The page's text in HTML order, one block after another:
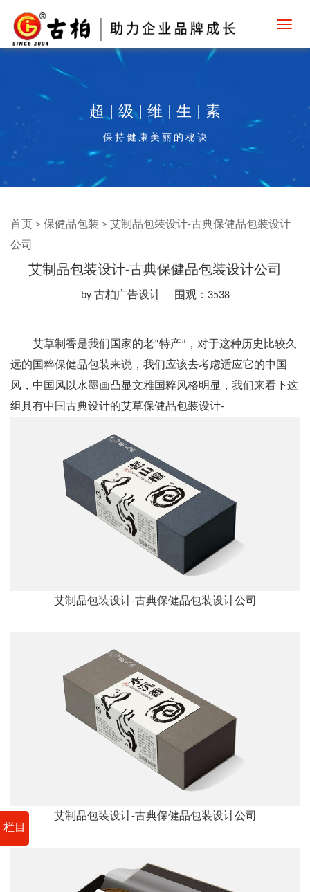
超 | 级 | 维 | 生 | 素
保 持 健 康 美 丽 的 秘 诀
栏目
首页 > 保健品包装 > 艾制品包装设计-古典保健品包装设计
公司
艾制品包装设计-古典保健品包装设计公司
by 古柏广告设计 围观：3538
艾草制香是我们国家的老“特产”，对于这种历史比较久
远的国粹保健品包装来说，我们应该去考虑适应它的中国
风，中国风以水墨画凸显文雅国粹风格明显，我们来看下这
组具有中国古典设计的艾草保健品包装设计-
艾制品包装设计-古典保健品包装设计公司
艾制品包装设计-古典保健品包装设计公司